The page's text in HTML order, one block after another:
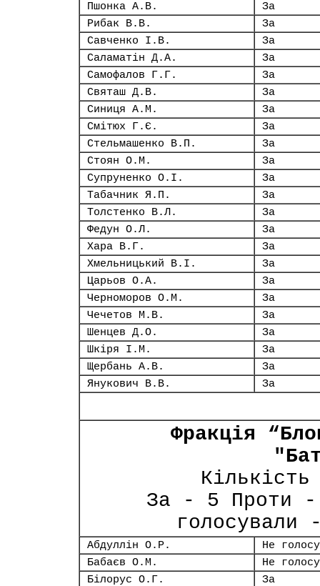
Пшонка А.В.
За
Рибак В.В.
За
Савченко І.В.
За
Саламатін Д.А.
За
Самофалов Г.Г.
За
Святаш Д.В.
За
Синиця А.М.
За
Смітюх Г.Є.
За
Стельмашенко В.П.
За
Стоян О.М.
За
Супруненко О.І.
За
Табачник Я.П.
За
Толстенко В.Л.
За
Федун О.Л.
За
Хара В.Г.
За
Хмельницький В.І.
За
Царьов О.А.
За
Черноморов О.М.
За
Чечетов М.В.
За
Шенцев Д.О.
За
Шкіря І.М.
За
Щербань А.В.
За
Янукович В.В.
За
Фракція
За - 5 Проти -
Абдуллін О.Р.
Не
Бабаєв О.М.
Не
Білорус О.Г.
За